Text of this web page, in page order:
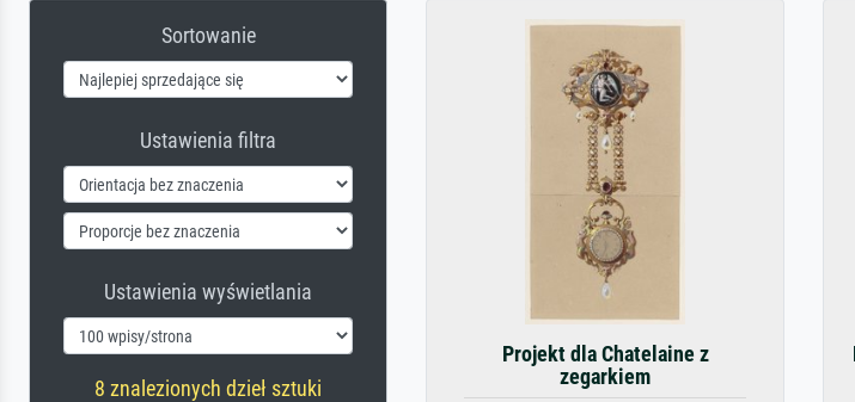
Sortowanie
Ustawienia filtra
Ustawienia wyświetlania
8 znalezionych dzieł sztuki
Projekt dla Chatelaine z
zegarkiem